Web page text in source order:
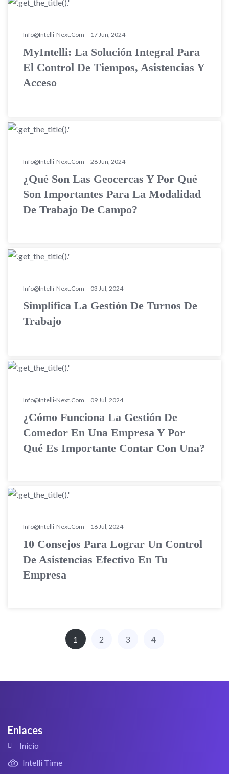
Info@intelli-Next.com 17 Jun, 2024
MyIntelli: La Solución Integral Para
El Control De Tiempos, Asistencias Y
Acceso
Info@intelli-Next.com 28 Jun, 2024
¿Qué Son Las Geocercas Y Por Qué
Son Importantes Para La Modalidad
De Trabajo De Campo?
Info@intelli-Next.com 03 Jul, 2024
Simplifica La Gestión De Turnos De
Trabajo
Info@intelli-Next.com 09 Jul, 2024
¿Cómo Funciona La Gestión De
Comedor En Una Empresa Y Por
Qué Es Importante Contar Con Una?
Info@intelli-Next.com 16 Jul, 2024
10 Consejos Para Lograr Un Control
De Asistencias Efectivo En Tu
Empresa
1 2 3 4
Enlaces
Inicio
Intelli Time